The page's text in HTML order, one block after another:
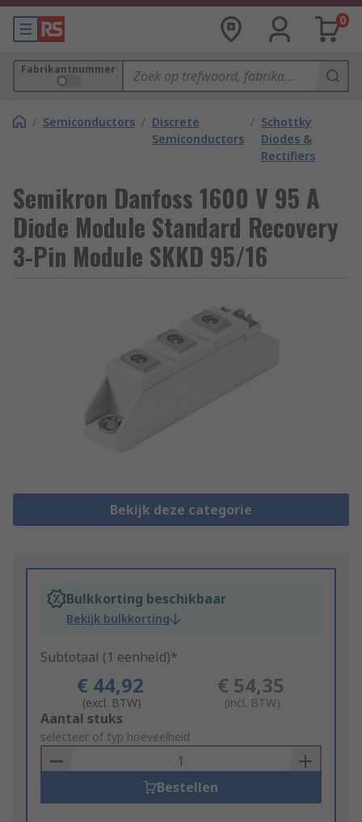
0
Fabrikantnummer
/ Semiconductors / Discrete
Semiconductors
/ Schottky
Diodes &
Rectifiers
Semikron Danfoss 1600 V 95 A
Diode Module Standard Recovery
3-Pin Module SKKD 95/16
Bekijk deze categorie
Bulkkorting beschikbaar
Bekijk bulkkorting
Subtotaal (1 eenheid)*
€ 44,92
(excl. BTW)
€ 54,35
(incl. BTW)
Add
to
Basket
Aantal stuks
selecteer of typ hoeveelheid
Bestellen